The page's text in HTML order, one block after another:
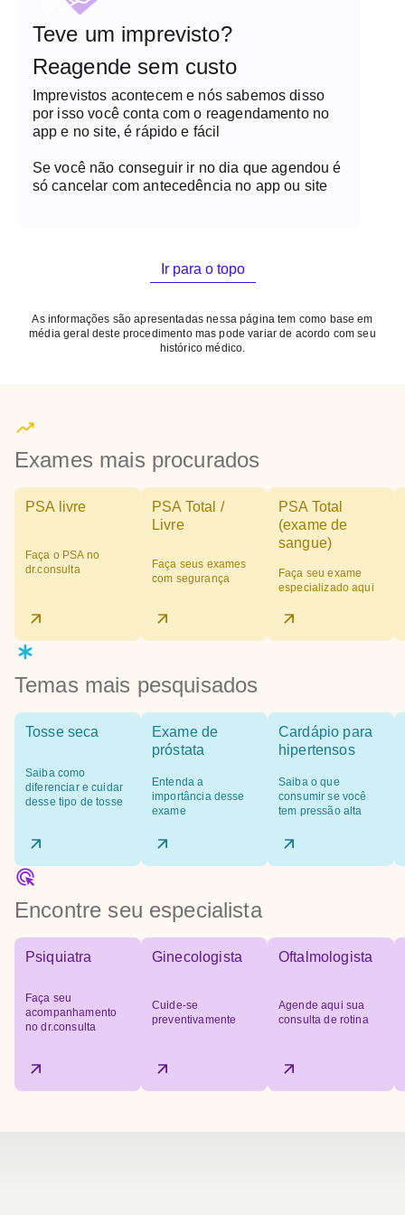
Teve um imprevisto?
Reagende sem custo
Imprevistos acontecem e nós sabemos disso
por isso você conta com o reagendamento no
app e no site, é rápido e fácil
Se você não conseguir ir no dia que agendou é
só cancelar com antecedência no app ou site
Ir para o topo
As informações são apresentadas nessa página tem como base em
média geral deste procedimento mas pode variar de acordo com seu
histórico médico.
Exames mais procurados
PSA livre
Faça o PSA no
dr.consulta
PSA Total /
Livre
Faça seus exames
com segurança
PSA Total
(exame de
sangue)
Faça seu exame
especializado aqui
Temas mais pesquisados
Tosse seca
Saiba como
diferenciar e cuidar
desse tipo de tosse
Exame de
próstata
Entenda a
importância desse
exame
Cardápio para
hipertensos
Saiba o que
consumir se você
tem pressão alta
Encontre seu especialista
Psiquiatra
Faça seu
acompanhamento
no dr.consulta
Ginecologista
Cuide-se
preventivamente
Oftalmologista
Agende aqui sua
consulta de rotina